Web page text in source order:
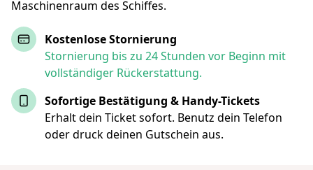
Maschinenraum des Schiffes.
Kostenlose Stornierung
Stornierung bis zu 24 Stunden vor Beginn mit
vollständiger Rückerstattung.
Sofortige Bestätigung & Handy-Tickets
Erhalt dein Ticket sofort. Benutz dein Telefon
oder druck deinen Gutschein aus.